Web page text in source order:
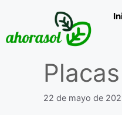
22 de mayo de